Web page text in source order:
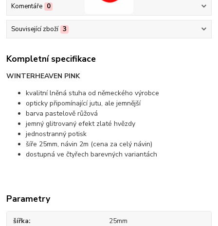
Komentáře 0
Související zboží 3
Kompletní specifikace
WINTERHEAVEN PINK
kvalitní lněná stuha od německého výrobce
opticky připomínající jutu, ale jemnější
barva pastelově růžová
jemný glitrovaný efekt zlaté hvězdy
jednostranný potisk
šíře 25mm, návin 2m (cena za celý návin)
dostupná ve čtyřech barevných variantách
Parametry
šířka 25mm